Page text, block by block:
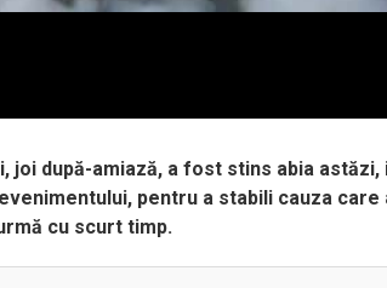
după-amiază, a fost stins abia astăzi,
pentru a stabili cauza care
cu scurt timp.